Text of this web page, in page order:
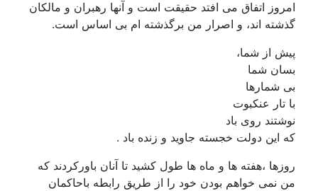
امروز اتفاق می افتد حقیقت است و آنها رهبران و مالکان
گذشته اند، و اصرار من برگذشته ام بی اساس است.
پیش از شما،
بسان شما
بی شمارها
با تار عنکبوت
نوشتند روی باد
که این دولت خجسته جاوید و زنده باد .
روزها ،هفته ها و ماه ها طول کشید تا آنان باورکردند که
من نمی خواهم بودن خود را از طریق رابطه باحاکمان